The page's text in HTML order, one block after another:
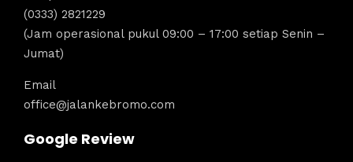
(0333) 2821229
(Jam operasional pukul 09:00 – 17:00 setiap Senin –
Jumat)
Email
office@jalankebromo.com
Google Review